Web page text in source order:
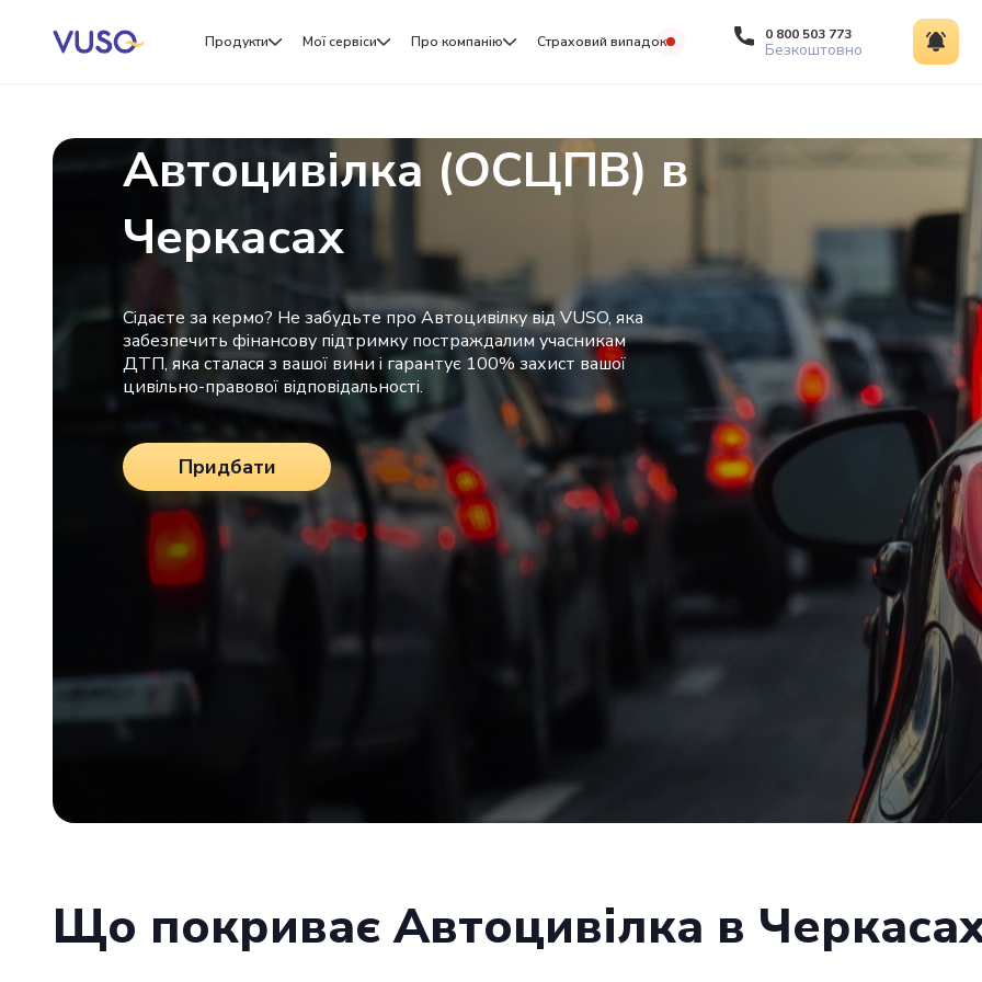
Продукти Мої сервіси Про компанію Страховий випадок 0 800 503 773
Безкоштовно
Автоцивілка (ОСЦПВ) в
Черкасах
Сідаєте за кермо? Не забудьте про Автоцивілку від VUSO, яка
забезпечить фінансову підтримку постраждалим учасникам
ДТП, яка сталася з вашої вини і гарантує 100% захист вашої
цивільно-правової відповідальності.
Придбати
Що покриває Автоцивілка в